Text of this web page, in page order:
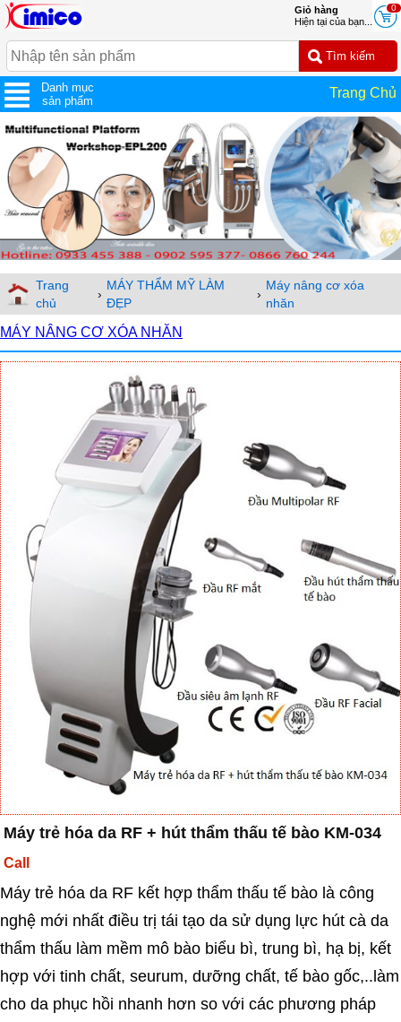
0
Giỏ hàng
Hiện tại của bạn...
Danh mục
sản phẩm
Trang Chủ
Trang
chủ
›
MÁY THẨM MỸ LÀM
ĐẸP
›
Máy nâng cơ xóa
nhăn
MÁY NÂNG CƠ XÓA NHĂN
Máy trẻ hóa da RF + hút thẩm thấu tế bào KM-034
Call
Máy trẻ hóa da RF kết hợp thẩm thấu tế bào là công
nghệ mới nhất điều trị tái tạo da sử dụng lực hút cà da
thẩm thấu làm mềm mô bào biểu bì, trung bì, hạ bị, kết
hợp với tinh chất, seurum, dưỡng chất, tế bào gốc,..làm
cho da phục hồi nhanh hơn so với các phương pháp